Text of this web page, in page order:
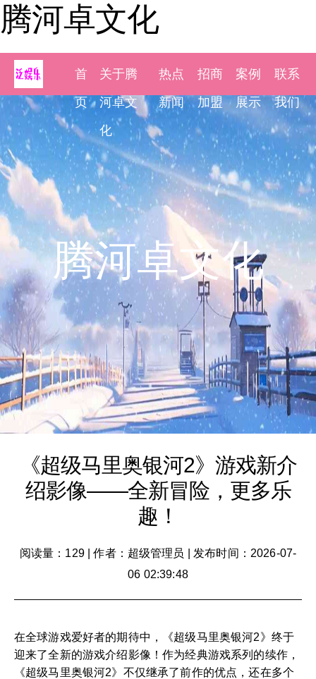
腾河卓文化
首
页
关于腾
河卓文
化
热点
新闻
招商
加盟
案例
展示
联系
我们
腾河卓文化
《超级马里奥银河2》游戏新介
绍影像——全新冒险，更多乐
趣！
阅读量：129|作者：超级管理员
发布时间：2026-07-
06 02:39:48
在全球游戏爱好者的期待中，《超级马里奥银河2》终于
迎来了全新的游戏介绍影像！作为经典游戏系列的续作，
《超级马里奥银河2》不仅继承了前作的优点，还在多个